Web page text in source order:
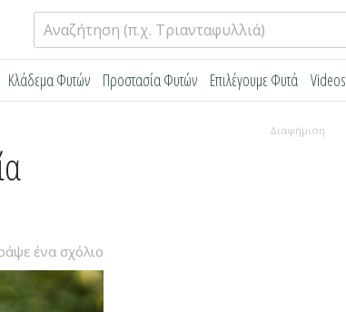
Αναζήτηση
για:
Κλάδεμα Φυτών Προστασία Φυτών Επιλέγουμε Φυτά Videos
ένα σχόλιο
Διαφήμιση